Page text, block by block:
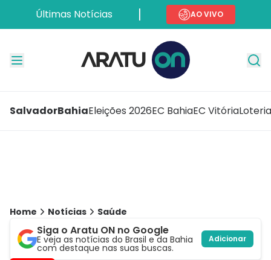
Últimas Notícias AO VIVO
SalvadorBahiaEleições 2026EC BahiaEC Vitória
Home Notícias Saúde
Siga o Aratu ON no Google
E veja as notícias do Brasil e da Bahia
com destaque nas suas buscas.
Adicionar